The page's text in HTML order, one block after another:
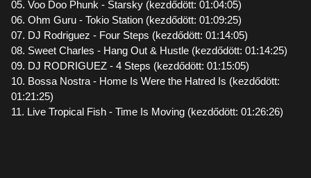
05. Voo Doo Phunk - Starsky (kezdődött: 01:04:05)
06. Ohm Guru - Tokio Station (kezdődött: 01:09:25)
07. DJ Rodriguez - Four Steps (kezdődött: 01:14:05)
08. Sweet Charles - Hang Out & Hustle (kezdődött: 01:14:25)
09. DJ RODRIGUEZ - 4 Steps (kezdődött: 01:15:05)
10. Bossa Nostra - Home Is Were the Hatred Is (kezdődött:
01:21:25)
11. Live Tropical Fish - Time Is Moving (kezdődött: 01:26:26)